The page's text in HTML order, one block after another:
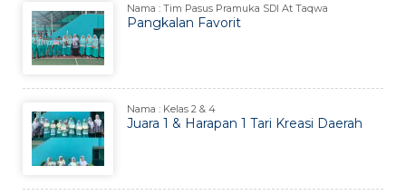
Nama : Tim Pasus Pramuka SDI At Taqwa
Pangkalan Favorit
Nama : Kelas 2 & 4
Juara 1 & Harapan 1 Tari Kreasi Daerah